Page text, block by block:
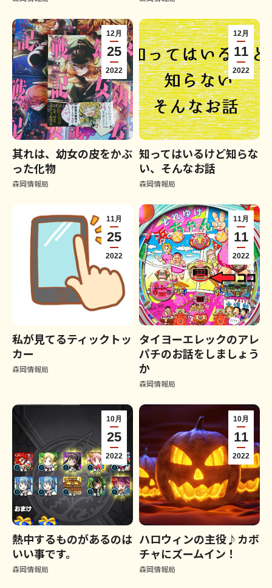
12月
25
2022
其れは、幼女の皮をかぶ
った化物
森岡情報局
12月
11
2022
知ってはいるけど知らな
い、そんなお話
森岡情報局
11月
25
2022
私が見てるティックトッ
カー
森岡情報局
11月
11
2022
タイヨーエレックのアレ
パチのお話をしましょう
か
森岡情報局
10月
25
2022
熱中するものがあるのは
いい事です。
森岡情報局
10月
11
2022
ハロウィンの主役♪カボ
チャにズームイン！
森岡情報局